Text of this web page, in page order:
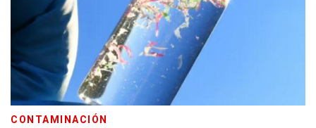
CONTAMINACIÓN